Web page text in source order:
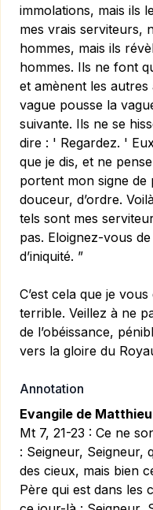
immolations, mais ils
mes vrais serviteurs,
hommes, mais ils
hommes. Ils ne font
et amènent les
vague pousse la
suivante. Ils ne se
dire : ' Regardez. '
que je dis, et ne
portent mon signe de
douceur, d’ordre.
tels sont mes
pas. Eloignez-vous
d’iniquité. ”
C’est cela que je
terrible. Veillez à ne
de l’obéissance,
vers la gloire du
Annotation
Evangile de Matthieu
Mt 7, 21-23 : Ce ne
: Seigneur, Seigneur,
des cieux, mais bien
Père qui est dans les